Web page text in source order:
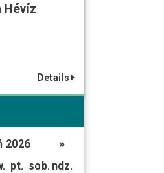
Hévíz
Details
2026
»
pt. sob. ndz.